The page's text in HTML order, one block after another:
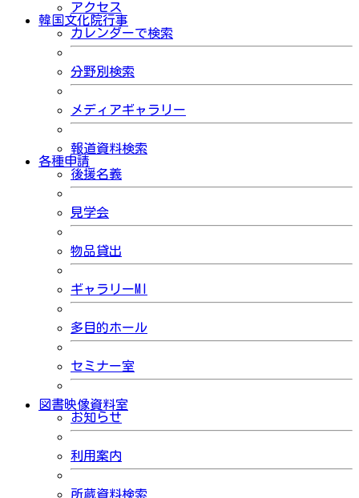
アクセス
韓国文化院行事
カレンダーで検索
分野別検索
メディアギャラリー
報道資料検索
各種申請
後援名義
見学会
物品貸出
ギャラリーMI
多目的ホール
セミナー室
図書映像資料室
お知らせ
利用案内
所蔵資料検索